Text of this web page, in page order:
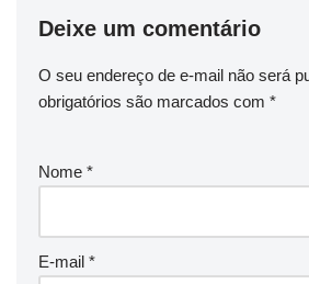
Deixe um comentário
O seu endereço de e-mail não será
obrigatórios são marcados com *
Nome *
E-mail *